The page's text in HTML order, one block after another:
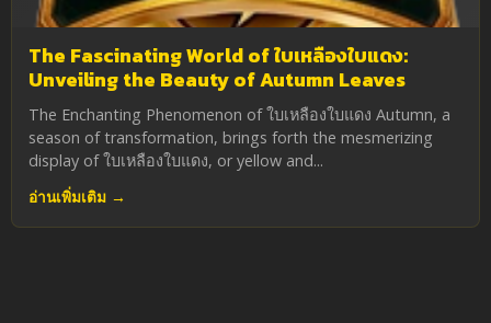
The Fascinating World of ใบเหลืองใบแดง:
Unveiling the Beauty of Autumn Leaves
The Enchanting Phenomenon of ใบเหลืองใบแดง Autumn, a
season of transformation, brings forth the mesmerizing
display of ใบเหลืองใบแดง, or yellow and...
อ่านเพิ่มเติม →